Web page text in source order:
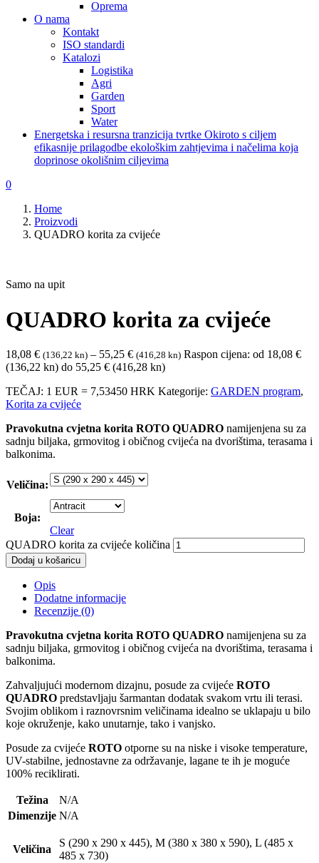
Oprema
O nama
Kontakt
ISO standardi
Katalozi
Logistika
Agri
Garden
Sport
Water
Energetska i resursna tranzicija tvrtke Okiroto s ciljem
efikasnije prilagodbe ekološkim zahtjevima i načelima koja
doprinose okolišnim ciljevima
0
Home
Proizvodi
QUADRO korita za cvijeće
Samo na upit
QUADRO korita za cvijeće
18,08 € (136,22 kn) – 55,25 € (416,28 kn) Raspon cijena: od 18,08 €
(136,22 kn) do 55,25 € (416,28 kn)
TEČAJ: 1 EUR = 7,53450 HRK Kategorije: GARDEN program,
Korita za cvijeće
Pravokutna cvjetna korita ROTO QUADRO namijenjena su za
sadnju biljaka, grmovitog i običnog cvijeća na dvorištima, terasama i
balkonima.
Veličina:
Boja:
Clear
QUADRO korita za cvijeće količina
Dodaj u košaricu
Opis
Dodatne informacije
Recenzije (0)
Pravokutna cvjetna korita ROTO QUADRO namijenjena su za
sadnju biljaka, grmovitog i običnog cvijeća na dvorištima, terasama i
balkonima.
Zahvaljujući modernom dizajnu, posude za cvijeće ROTO
QUADRO predstavljaju šarmantan dodatak svakom vrtu ili terasi.
Svojim oblikom i raznovrsnim veličinama idealno se uklapaju u bilo
koje okruženje, kako unutarnje, tako i vanjsko.
Posude za cvijeće ROTO otporne su na niske i visoke temperature,
UV-stabilne, jednostavne za održavanje, lagane te ih je moguće
100% reciklirati.
Težina
N/A
Dimenzije N/A
Veličina
S (290 x 290 x 445), M (380 x 380 x 590), L (485 x
485 x 730)